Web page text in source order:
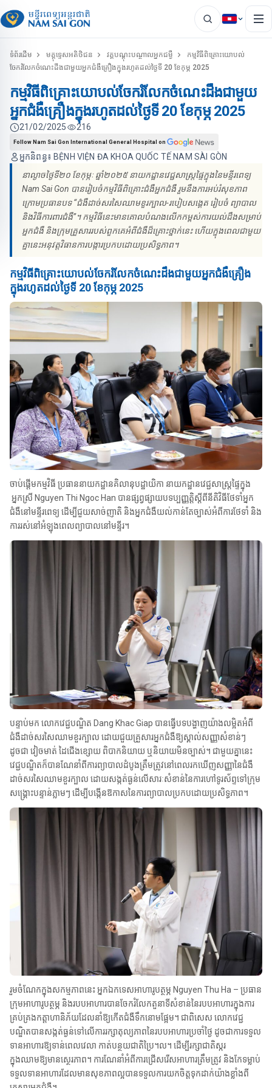
ទំព័រដើម មគ្គុទេ្ទសអតិថិជន វគ្គបណ្ដុះបណ្ថាលអ្នកជម្ងឺ
កម្មវិធីពិគ្រោះយោបល់
ចែករំលែកចំណេះដឹងជាមួយអ្នកជំងឺគ្រឿងក្នុងរហូតដល់ថ្ងៃទី 20 ខែកុម្ភ 2025
កម្មវិធីពិគ្រោះយោបល់ចែករំលែកចំណេះដឹងជាមួយ
អ្នកជំងឺគ្រឿងក្នុងរហូតដល់ថ្ងៃទី 20 ខែកុម្ភ 2025
អ្នកនិពន្ធ៖ BỆNH VIỆN ĐA KHOA QUỐC TẾ NAM SÀI GÒN
21/02/2025 216
Follow Nam Sai Gon International General Hospital on
នាល្ងាចថ្ងៃទី២០ ខែកុម្ភៈ ឆ្នាំ២០២៥ នាយកដ្ឋានវេជ្ជសាស្ត្រផ្ទៃក្នុងនៃមន្ទីរពេទ្យ
Nam Sai Gon បានរៀបចំកម្មវិធីពិគ្រោះជំងឺអ្នកជំងឺ រួមនឹងការអប់រំសុខភាព
ក្រោមប្រធានបទ “ជំងឺដាច់សរសៃឈាមខួរក្បាល-របៀបសង្គេត រៀបចំ ព្យាបាល
និងវិធីការពារជំងឺ”។ កម្មវិធីនេះមានគោលបំណងលើកកម្ពស់ការយល់ដឹងសម្រាប់
អ្នកជំងឺ និងក្រុមគ្រួសាររបស់ពួកគេអំពីជំងឺដ៏គ្រោះថ្នាក់នេះ ហើយក្នុងពេលជាមួយ
គ្នានេះអនុវត្តវិធានការបង្ការប្រកបដោយប្រសិទ្ធភាព។
កម្មវិធីពិគ្រោះយោបល់ចែករំលែកចំណេះដឹងជាមួយអ្នកជំងឺគ្រឿង
ក្នុងរហូតដល់ថ្ងៃទី 20 ខែកុម្ភ 2025
ចាប់ផ្តើមកម្មវិធី ប្រធាននាយកដ្ឋានគិលានុបដ្ឋាយិកា នាយកដ្ឋានវេជ្ជសាស្ត្រផ្ទៃក្នុង
អ្នកស្រី Nguyen Thi Ngoc Han បានផ្សព្វផ្សាយបទប្បញ្ញត្តិស្តីពីនីតិវិធីថែទាំអ្នក
ជំងឺនៅមន្ទីរពេទ្យ ដើម្បីជួយសាច់ញាតិ និងអ្នកជំងឺយល់កាន់តែច្បាស់អំពីការថែទាំ និង
ការរស់នៅអំឡុងពេលព្យាបាលនៅមន្ទីរ។
បន្ទាប់មក លោកវេជ្ជបណ្ឌិត Dang Khac Giap បានធ្វើបទបង្ហាញយ៉ាងលម្អិតអំពី
ជំងឺដាច់សរសៃឈាមខួរក្បាល ដោយជួយគ្រួសារអ្នកជំងឺឱ្យស្គាល់សញ្ញាសំខាន់ៗ
ដូចជា វៀចមាត់ ដៃជើងខ្សោយ ពិបាកនិយាយ ឬនិយាយមិនច្បាស់។ ជាមួយគ្នានេះ
វេជ្ជបណ្ឌិតក៏បានណែនាំពីការព្យាបាលដំបូងត្រឹមត្រូវនៅពេលរកឃើញសញ្ញានៃជំងឺ
ដាច់សរសៃឈាមខួរក្បាល ដោយសង្កត់ធ្ងន់លើសារៈសំខាន់នៃការហៅទូរស័ព្ទទៅក្រុម
សង្គ្រោះបន្ទាន់ភ្លាមៗ ដើម្បីបង្កើនឱកាសនៃការព្យាបាលប្រកបដោយប្រសិទ្ធភាព។
រួមចំណែកក្នុងសកម្មភាពនេះ អ្នកឯកទេសអាហារូបត្ថម្ភ Nguyen Thu Ha – ប្រធាន
ក្រុមអាហារូបត្ថម្ភ និងរបបអាហារបានចែករំលែកតួនាទីសំខាន់នៃរបបអាហារក្នុងការ
គ្រប់គ្រងកត្តាហានិភ័យដែលនាំឱ្យកើតជំងឺទឹកនោមផ្អែម។ ជាពិសេស លោកវេជ្ជ
បណ្ឌិតបានសង្កត់ធ្ងន់ទៅលើការរក្សាតុល្យភាពនៃរបបអាហារប្រចាំថ្ងៃ ដូចជាការទទួល
ទានអាហារឱ្យទាន់ពេលវេលា កាត់បន្ថយជាតិប្រៃ។ល។ ដើម្បីរក្សាជាតិស្ករ
ក្នុងឈាមឱ្យមានស្ថេរភាព។ ការណែនាំអំពីការជ្រើសរើសអាហារត្រឹមត្រូវ និងកែទម្លាប់
ទទួលទានអាហារដែលមានសុខភាពល្អបានទទួលការយកចិត្តទុកដាក់យ៉ាងខ្លាំងពី